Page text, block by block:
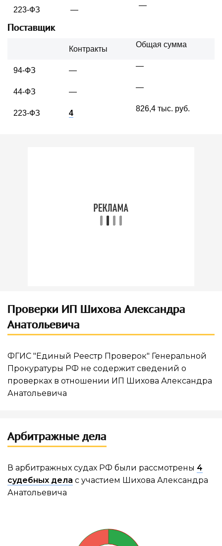
223-ФЗ —
—
Поставщик
Контракты
Общая сумма
94-ФЗ —
—
44-ФЗ —
—
223-ФЗ 4
826,4 тыс. руб.
Проверки ИП Шихова Александра
Анатольевича
ФГИС "Единый Реестр Проверок" Генеральной
Прокуратуры РФ не содержит сведений о
проверках в отношении ИП Шихова Александра
Анатольевича
Арбитражные дела
В арбитражных судах РФ были рассмотрены 4
судебных дела с участием Шихова Александра
Анатольевича